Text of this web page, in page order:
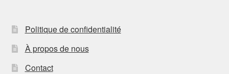
Politique de confidentialité
À propos de nous
Contact